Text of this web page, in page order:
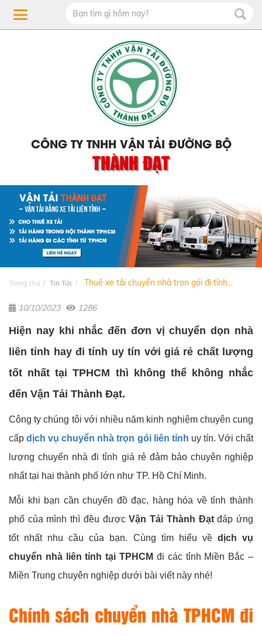
CÔNG TY TNHH VẬN TẢI ĐƯỜNG BỘ
THÀNH ĐẠT
Trang chủ Tin Tức Thuê xe tải chuyển nhà trọn gói đi tỉnh...
10/10/2023 1286
Hiện nay khi nhắc đến đơn vị chuyển dọn nhà
liên tỉnh hay đi tỉnh uy tín với giá rẻ chất lượng
tốt nhất tại TPHCM thì không thể không nhắc
đến Vận Tải Thành Đạt.
Công ty chúng tôi với nhiều năm kinh nghiệm chuyên cung
cấpdịch vụ chuyển nhà trọn gói liên tỉnh uy tín. Với chất
lượng chuyển nhà đi tỉnh giá rẻ đảm bảo chuyên nghiệp
nhất tại hai thành phố lớn như TP. Hồ Chí Minh.
Mỗi khi bạn cần chuyển đồ đạc, hàng hóa về tỉnh thành
phố của mình thì đều đượcVận Tải Thành Đạtđáp ứng
tốt nhất nhu cầu của bạn. Cùng tìm hiểu về dịch vụ
chuyển nhà liên tỉnh tại TPHCM đi các tỉnh Miền Bắc –
Miền Trung chuyên nghiệp dưới bài viết này nhé!
Chính sách chuyển nhà TPHCM đi